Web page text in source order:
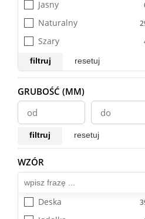
FEEL GOOD
Fiori AQUA ZERO 72h
First Choice 8/32 Classic
24h
Hudson Bay 632
Impressive
Impressive Ultra
Infinity AQUA ZERO
Majestic
Jasny
Naturalny
Szary
filtruj resetuj
GRUBOŚĆ (MM)
filtruj resetuj
WZÓR
Deska